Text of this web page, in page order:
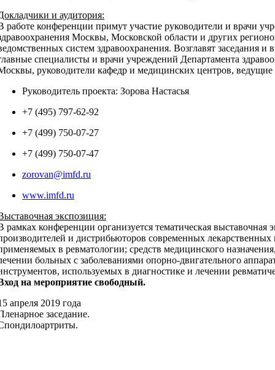
и аудитория:
работе конференции примут участие руководители и врачи
Москвы, Московской области и других
систем здравоохранения. Возглавят заседания и
специалисты и врачи учреждений Департамента
руководители кафедр и медицинских центров,
Руководитель проекта: Зорова Настасья
+7 (495) 797-62-92
+7 (499) 750-07-27
+7 (499) 750-07-47
zorovan@imfd.ru
www.imfd.ru
экспозиция:
рамках конференции организуется тематическая выставочная
и дистрибьюторов современных лекарственных
в ревматологии; средств медицинского
больных с заболеваниями опорно-двигательного
используемых в диагностике и лечении
на мероприятие свободный.
апреля 2019 года
заседание.